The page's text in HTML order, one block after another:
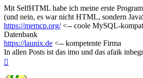
Mit SelfHTML habe ich meine erste
(und nein, es war nicht HTML, sondern
https://memcp.org/<-- coole MySQL-
Datenbank
https://launix.de <-- kompetente Firma
In allen Posts ist das imo und das afaik